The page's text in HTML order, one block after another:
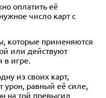
оплатить её
число карт с
которые применяются
или действуют
в игре.
из своих карт,
урон, равный её силе,
на той превысил